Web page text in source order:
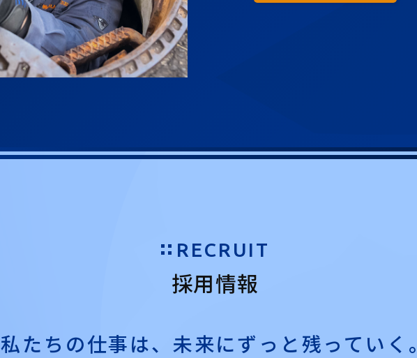
RECRUIT
採用情報
私たちの仕事は、 未来にずっと残っていく。